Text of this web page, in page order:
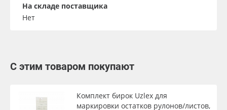
На складе поставщика
Нет
С этим товаром покупают
Комплект бирок Uzlex для
маркировки остатков рулонов/листов,